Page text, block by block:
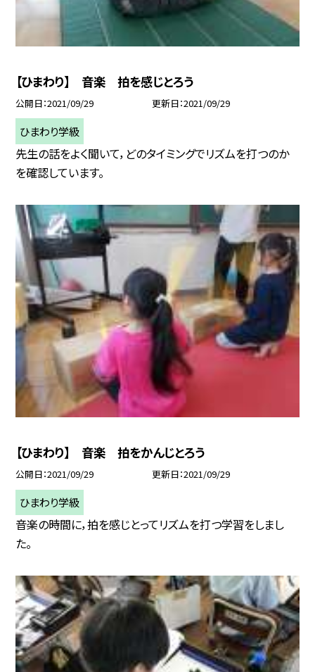
【ひまわり】 音楽 拍を感じとろう
公開日 2021/09/29 更新日 2021/09/29
ひまわり学級
先生の話をよく聞いて，どのタイミングでリズムを打つのか
を確認しています。
【ひまわり】 音楽 拍をかんじとろう
公開日 2021/09/29 更新日 2021/09/29
ひまわり学級
音楽の時間に，拍を感じとってリズムを打つ学習をしまし
た。